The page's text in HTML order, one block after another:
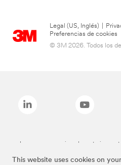
This website uses cookies on
Legal (US, Inglés)
Preferencias de cookies
© 3M 2026. Todos los
Las marcas mencionadas